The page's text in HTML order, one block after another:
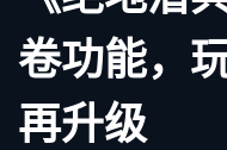
卷功能，
再升级